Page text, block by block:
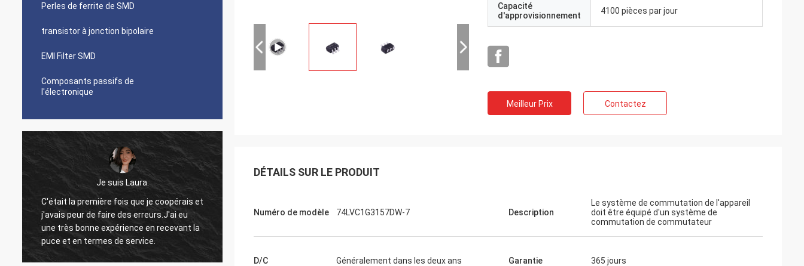
Perles de ferrite de SMD
transistor à jonction bipolaire
EMI Filter SMD
Composants passifs de
l'électronique
Je suis Laura.
C'était la première fois que je coopérais et
j'avais peur de faire des erreurs.J'ai eu
une très bonne expérience en recevant la
puce et en termes de service.
Bon produit, je l'achèterai la prochaine fois
Notre société a reçu le produit,
l'emballage n'est pas endommagé, et la
qualité de la puce est également originale.
Capacité
d'approvisionnement
4100 pièces par jour
Meilleur Prix Contactez
DÉTAILS SUR LE PRODUIT
Numéro de modèle 74LVC1G3157DW-7 Description
Le système de commutation de l'appareil
doit être équipé d'un système de
commutation de commutateur
D/C Généralement dans les deux ans Garantie 365 jours